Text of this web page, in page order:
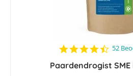
4.6
rating
52
Paardendrogist SME